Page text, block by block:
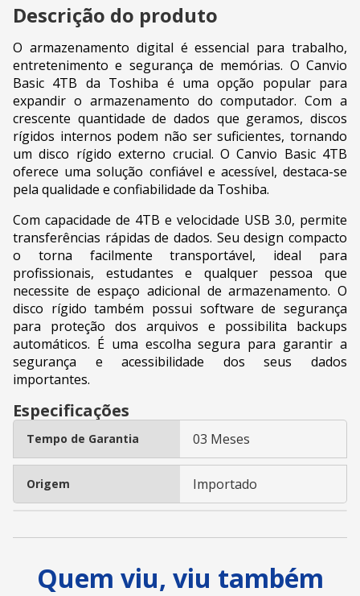
Descrição do produto
O armazenamento digital é essencial para trabalho,
entretenimento e segurança de memórias. O Canvio
Basic 4TB da Toshiba é uma opção popular para
expandir o armazenamento do computador. Com a
crescente quantidade de dados que geramos, discos
rígidos internos podem não ser suficientes, tornando
um disco rígido externo crucial. O Canvio Basic 4TB
oferece uma solução confiável e acessível, destaca-se
pela qualidade e confiabilidade da Toshiba.
Com capacidade de 4TB e velocidade USB 3.0, permite
transferências rápidas de dados. Seu design compacto
o torna facilmente transportável, ideal para
profissionais, estudantes e qualquer pessoa que
necessite de espaço adicional de armazenamento. O
disco rígido também possui software de segurança
para proteção dos arquivos e possibilita backups
automáticos. É uma escolha segura para garantir a
segurança e acessibilidade dos seus dados
importantes.
Especificações
Tempo de Garantia 03 Meses
Origem Importado
Quem viu, viu também